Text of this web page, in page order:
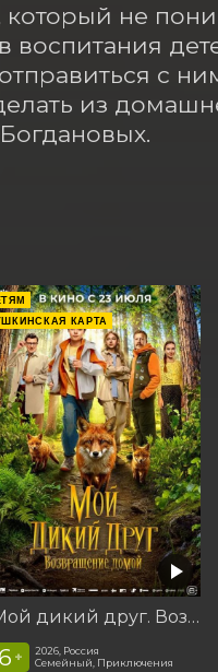
который не
воспитания
с
из
КАРТА
Мой дикий друг. Возвращение домой
6 +
2026, Россия
Семейный, Приключения